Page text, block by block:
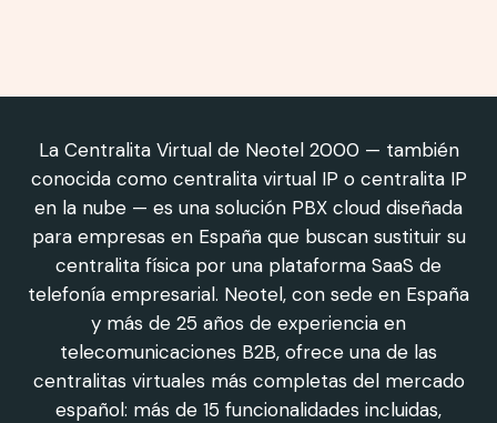
La Centralita Virtual de Neotel 2000 — también
conocida como centralita virtual IP o centralita IP
en la nube — es una solución PBX cloud diseñada
para empresas en España que buscan sustituir su
centralita física por una plataforma SaaS de
telefonía empresarial. Neotel, con sede en España
y más de 25 años de experiencia en
telecomunicaciones B2B, ofrece una de las
centralitas virtuales más completas del mercado
español: más de 15 funcionalidades incluidas,